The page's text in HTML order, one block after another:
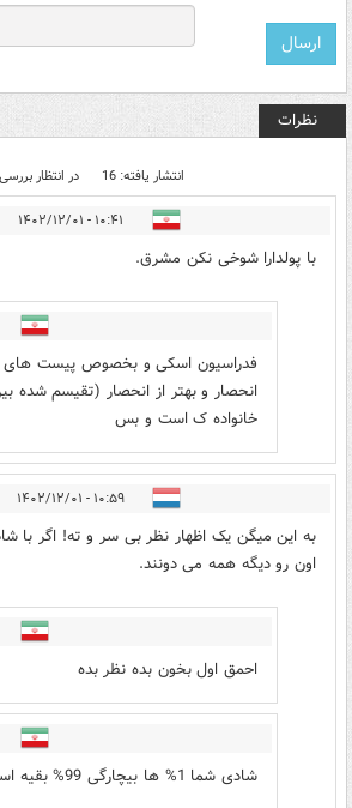
نظرات
انتشار یافته: 16 در انتظار
۱۰:۴۱ - ۱۴۰۲/۱۲/۰۱
با پولدارا شوخی نکن مشرق.
فدراسیون اسکی و بخصوص پیست های
انحصار و بهتر از انحصار (تقیسم
خانواده ک است و بس
۱۰:۵۹ - ۱۴۰۲/۱۲/۰۱
به این میگن یک اظهار نظر بی سر و ته! اگر با
اون رو دیگه همه می دونند.
احمق اول بخون بده نظر بده
شادی شما 1% ها بیچارگی 99% بقیه است سگ بازهای هرزه